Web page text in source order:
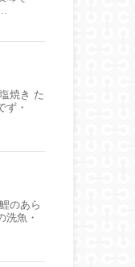
焼き た
ず・
のあら
洗魚・